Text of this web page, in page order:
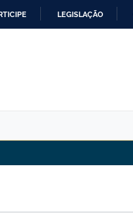
LEGISLAÇÃO